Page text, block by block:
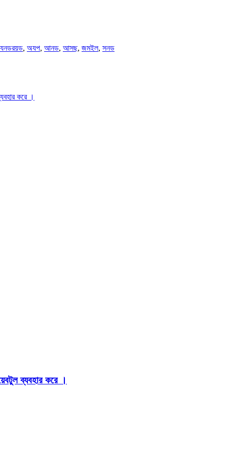
, অযপ, আনড, আসছ, জমইল, সনড
করে ।
ব্যবহার করে ।